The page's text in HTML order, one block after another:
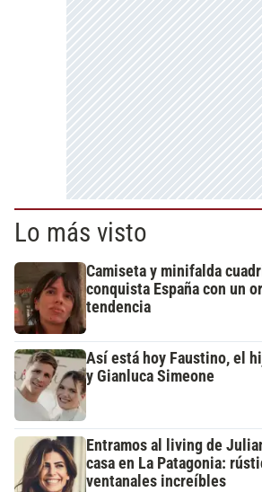
Lo más visto
Camiseta y minifalda
conquista España con un
tendencia
Así está hoy Faustino, el
y Gianluca Simeone
Entramos al living de
casa en La Patagonia:
ventanales increíbles